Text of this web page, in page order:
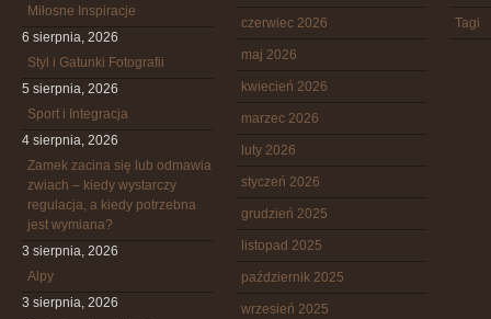
Miłosne Inspiracje
6 sierpnia, 2026
Styl i Gatunki Fotografii
5 sierpnia, 2026
Sport i Integracja
4 sierpnia, 2026
Zamek zacina się lub odmawia
zwiach – kiedy wystarczy
regulacja, a kiedy potrzebna
jest wymiana?
3 sierpnia, 2026
Alpy
3 sierpnia, 2026
czerwiec 2026
maj 2026
kwiecień 2026
marzec 2026
luty 2026
styczeń 2026
grudzień 2025
listopad 2025
październik 2025
wrzesień 2025
Tagi